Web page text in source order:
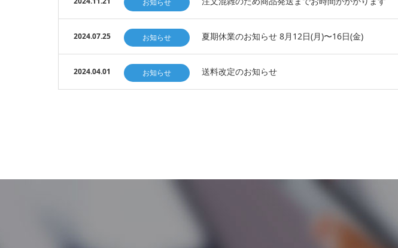
お知らせ
2024.07.25 お知らせ 夏期休業のお知らせ 8月12日(月)〜16日(金)
2024.04.01 お知らせ 送料改定のお知らせ